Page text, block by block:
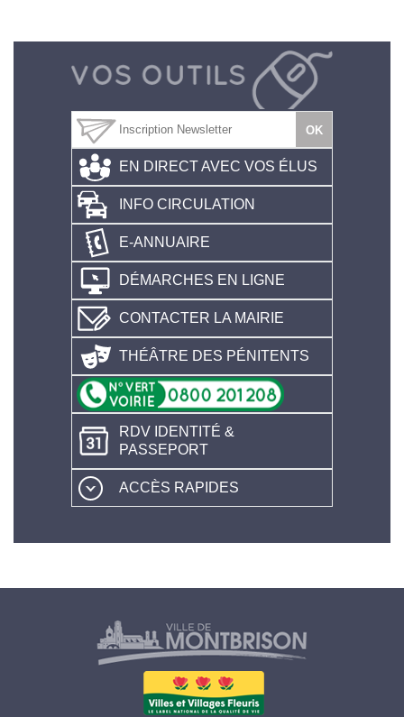
EN DIRECT AVEC VOS ÉLUS
INFO CIRCULATION
E-ANNUAIRE
DÉMARCHES EN LIGNE
CONTACTER LA MAIRIE
THÉÂTRE DES PÉNITENTS
RDV IDENTITÉ &
PASSEPORT
ACCÈS RAPIDES